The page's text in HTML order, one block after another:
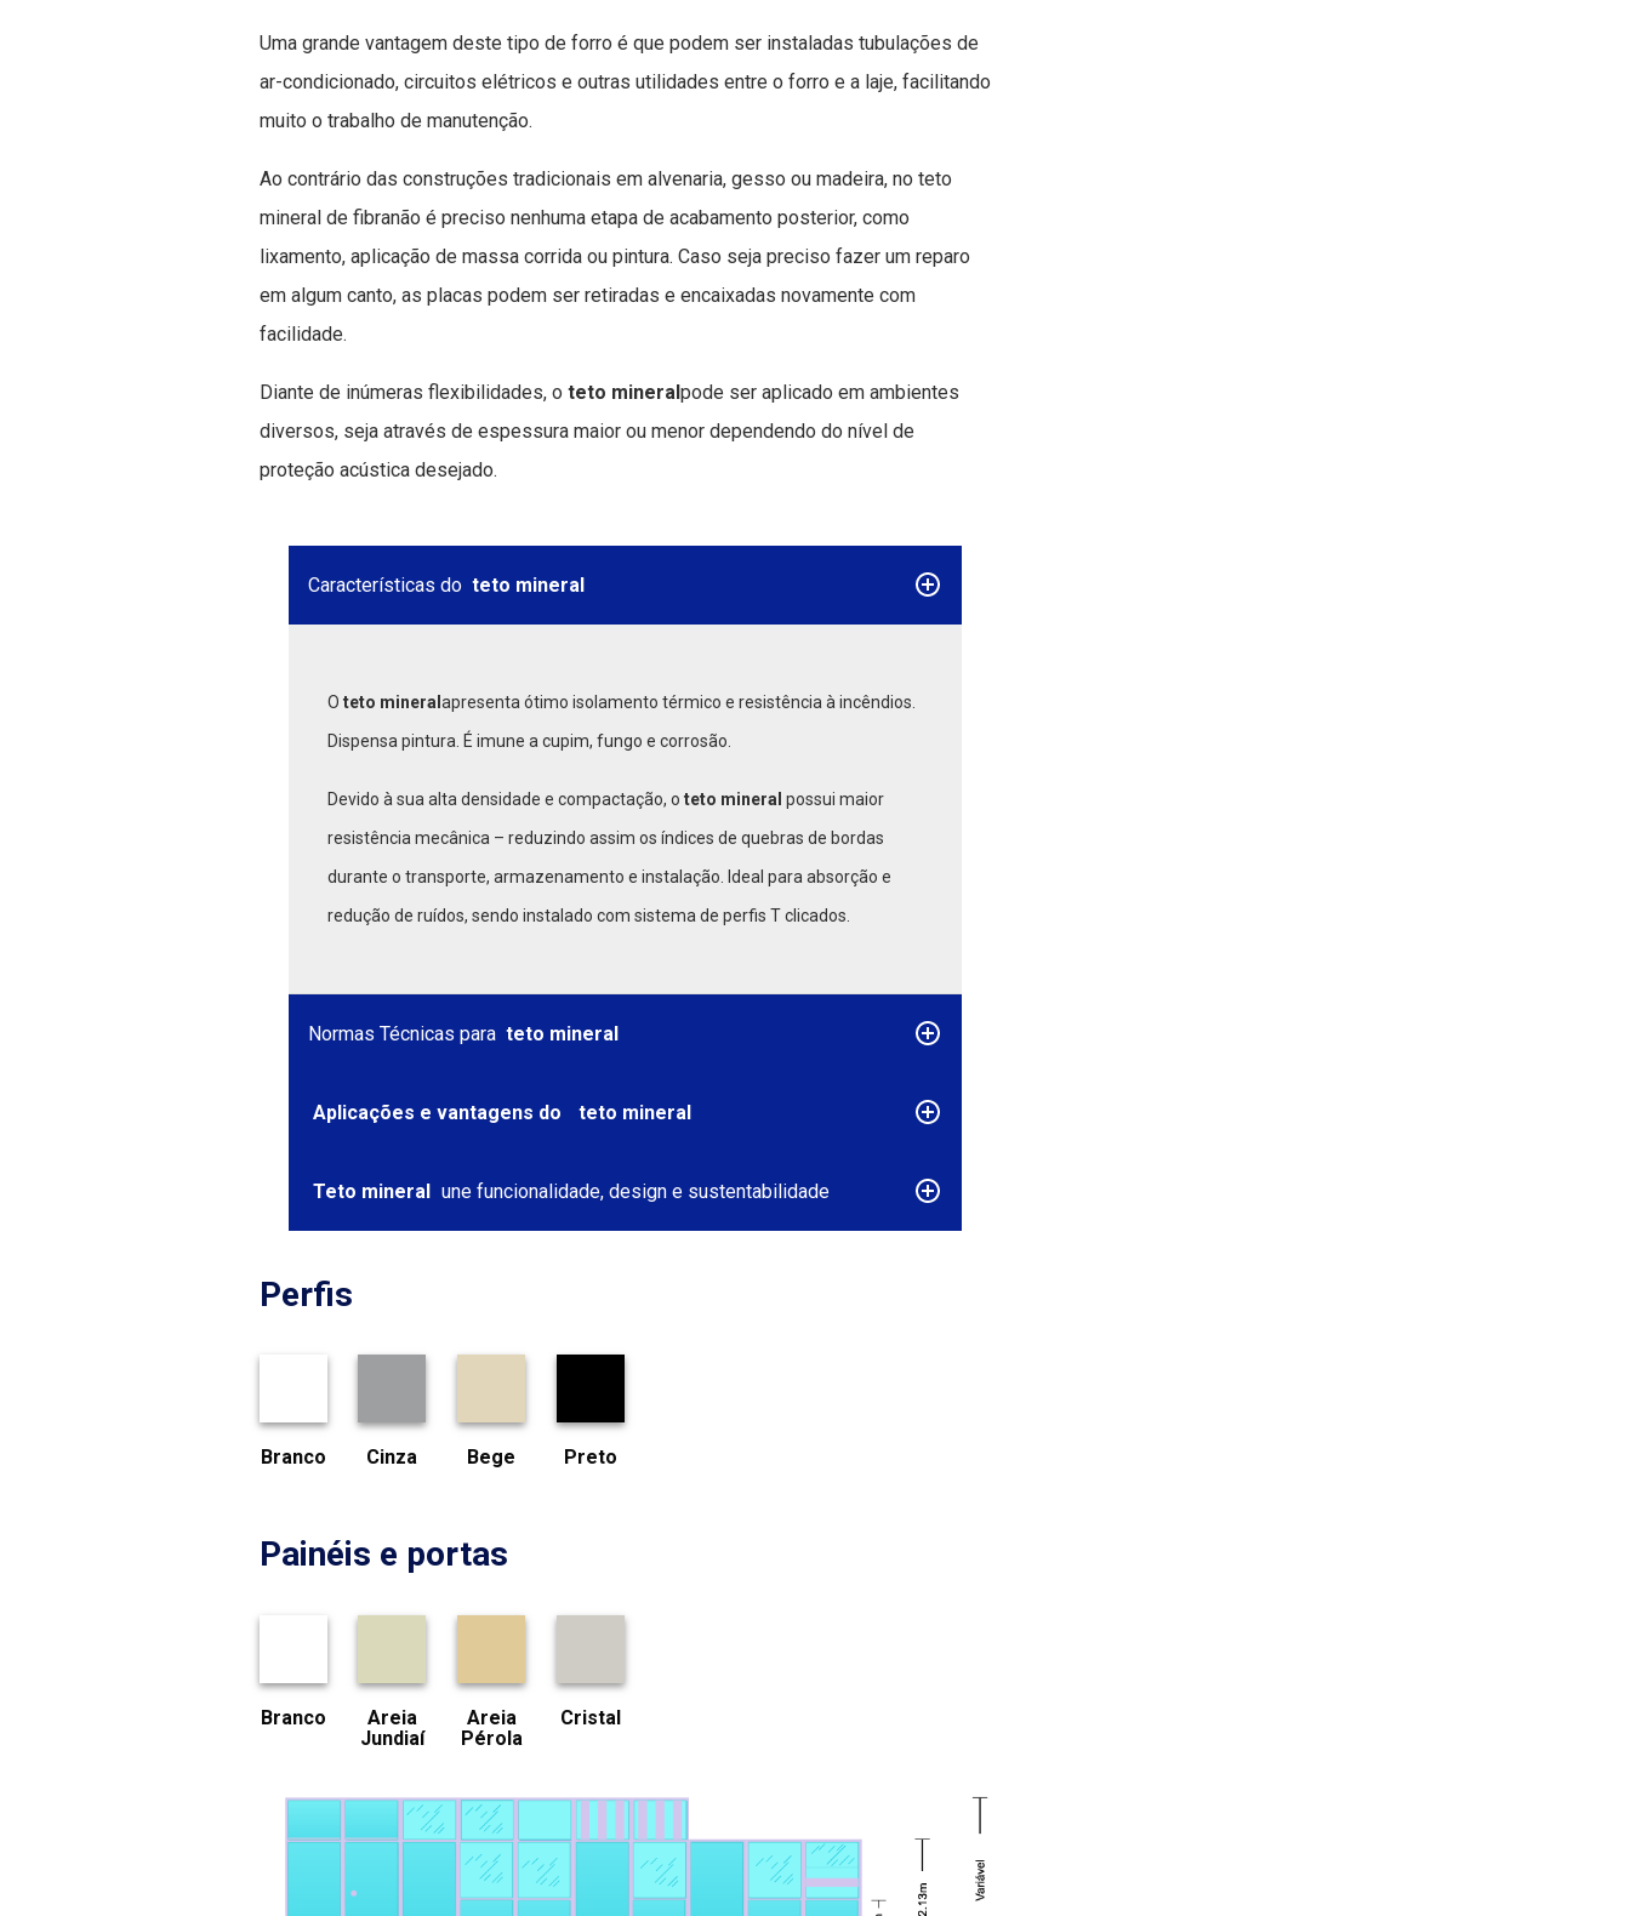
Uma grande vantagem deste tipo de forro é que podem ser instaladas tubulações de
ar-condicionado, circuitos elétricos e outras utilidades entre o forro e a laje, facilitando
muito o trabalho de manutenção.
Ao contrário das construções tradicionais em alvenaria, gesso ou madeira, no teto
mineral de fibranão é preciso nenhuma etapa de acabamento posterior, como
lixamento, aplicação de massa corrida ou pintura. Caso seja preciso fazer um reparo
em algum canto, as placas podem ser retiradas e encaixadas novamente com
facilidade.
Diante de inúmeras flexibilidades, o teto mineralpode ser aplicado em ambientes
diversos, seja através de espessura maior ou menor dependendo do nível de
proteção acústica desejado.
Características do teto mineral
O teto mineral apresenta ótimo isolamento térmico e resistência à incêndios.
Dispensa pintura. É imune a cupim, fungo e corrosão.
Devido à sua alta densidade e compactação, o teto mineral possui maior
resistência mecânica – reduzindo assim os índices de quebras de bordas
durante o transporte, armazenamento e instalação. Ideal para absorção e
redução de ruídos, sendo instalado com sistema de perfis T clicados.
Normas Técnicas para teto mineral
Aplicações e vantagens do teto mineral
Teto mineral une funcionalidade, design e sustentabilidade
Perfis
Branco Cinza Bege Preto
Painéis e portas
Branco
Areia
Jundiaí
Areia
Pérola
Cristal